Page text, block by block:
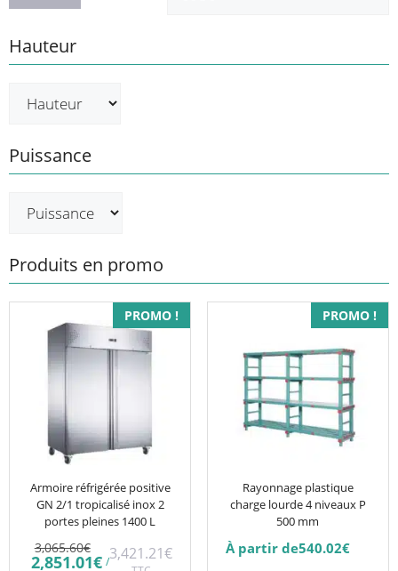
Hauteur
Puissance
Produits en promo
PROMO !
Armoire réfrigérée positive
GN 2/1 tropicalisé inox 2
portes pleines 1400 L
3,065.60€ Le
prix
2,851.01€Le
/3,421.21€
PROMO !
Rayonnage plastique
charge lourde 4 niveaux P
500 mm
À partir de540.02€
plusieurs
variations.
choisies